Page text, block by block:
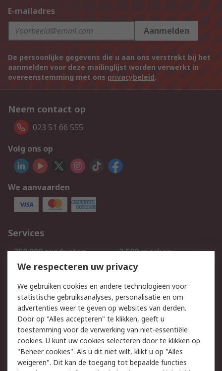
E-mailadres
Aanmelden
De persoonlijke gegevens die u aan ons verstrekt bij het
aanmelden voor deze mailinglijst worden verwerkt in
overeenstemming met ons privacybeleid.
Neem contact op
023 51 66 555
Volg ons op
We aanvaarden
Services
750.000 producten
2.500 merken
Bestellen
Inkoopoplossingen
Track & Trace
Wettelijk
Cookiebeleid
Email veiligheid
Privacybeleid
Websitevoorwaarden
Algemene
We respecteren uw privacy
We gebruiken cookies en andere technologieën voor
statistische gebruiksanalyses, personalisatie en om
advertenties weer te geven op websites van derden.
Door op "Alles accepteren" te klikken, geeft u
toestemming voor de verwerking van niet-essentiële
cookies. U kunt uw cookies selecteren door te klikken op
"Beheer cookies". Als u dit niet wilt, klikt u op "Alles
weigeren". Dit kan de toegang tot bepaalde functies